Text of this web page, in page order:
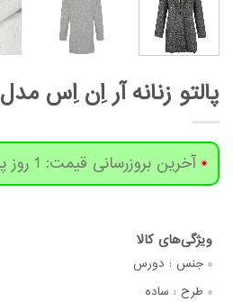
پالتو زنانه آر اِن اِس مدل 94-11091500
آخرین بروزرسانی قیمت: 1 روز پیش
جنس : دورس
طرح : ساده